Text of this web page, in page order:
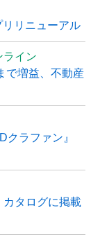
リリニューアル
ライン
で増益、不動産
ラファン』
カタログに掲載